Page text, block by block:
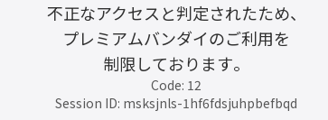
不正なアクセスと判定されたため、
プレミアムバンダイのご利用を
制限しております。
Code: 12
Session ID: msksjnls-1hf6fdsjuhpbefbqd